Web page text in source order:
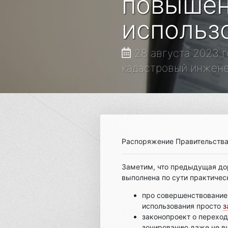
28 августа 2023
кадастровый
Распоряжение
Заметим, что предыдущая
выполнена по сути
про
использования просто
законопроект о